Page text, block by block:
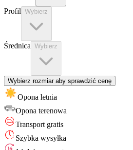
Profil Wybierz
Średnica Wybierz
Wybierz rozmiar aby sprawdzić cenę
Opona letnia
Opona terenowa
Transport gratis
Szybka wysyłka